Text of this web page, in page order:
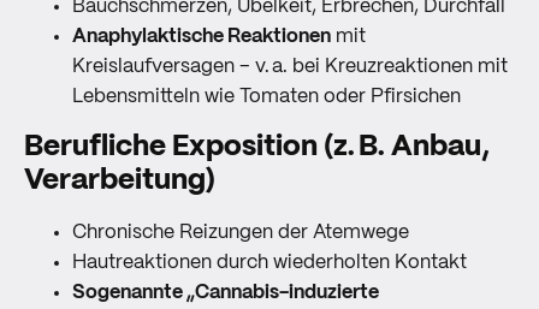
Bauchschmerzen, Übelkeit, Erbrechen, Durchfall
Anaphylaktische Reaktionen mit
Kreislaufversagen – v. a. bei Kreuzreaktionen mit
Lebensmitteln wie Tomaten oder Pfirsichen
Berufliche Exposition (z. B. Anbau,
Verarbeitung)
Chronische Reizungen der Atemwege
Hautreaktionen durch wiederholten Kontakt
Sogenannte „Cannabis-induzierte